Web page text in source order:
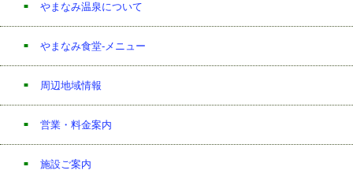
やまなみ温泉について
やまなみ食堂-メニュー
周辺地域情報
営業・料金案内
施設ご案内